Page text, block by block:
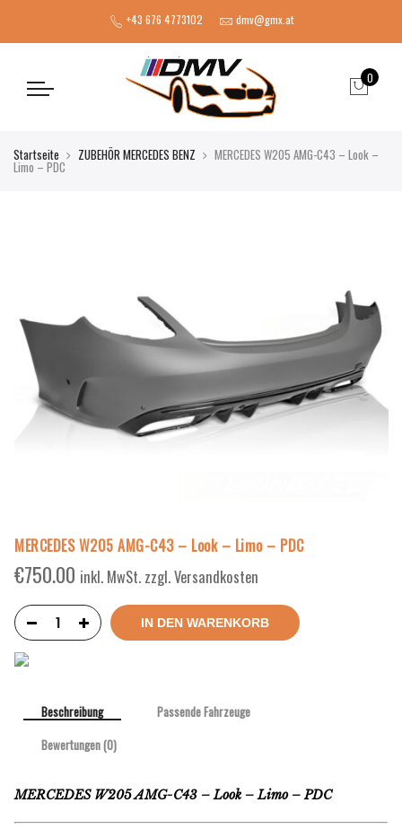
+43 676 4773102 dmv@gmx.at
0
Startseite ZUBEHÖR MERCEDES BENZ MERCEDES W205 AMG-C43 – Look –
Limo – PDC
MERCEDES W205 AMG-C43 – Look – Limo – PDC
€750.00 inkl. MwSt. zzgl. Versandkosten
IN DEN WARENKORB
Beschreibung
Passende Fahrzeuge
Bewertungen (0)
MERCEDES W205 AMG-C43 – Look – Limo – PDC